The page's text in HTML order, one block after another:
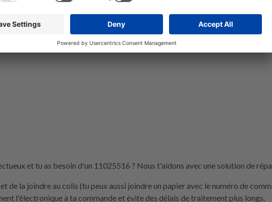
et tu as besoin d'un 11025516 ? Nous t'aidons avec une solution de
la joindre au colis (tu peux aussi joindre un papier avec le numéro de
l'électronique à ta commande et évite des délais de traitement plus longs.